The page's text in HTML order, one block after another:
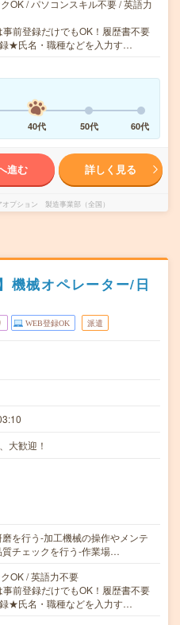
OK / パソコンスキル不要 / 英語力
前登録だけでもOK！履歴書不要
★氏名・職種などを入力す…
40代 50代 60代
進む 詳しく見る
プション 製造事業部（全国）
機械オペレーター/日
WEB登録OK 派遣
大歓迎！
を行う-加工機械の操作やメンテ
チェックを行う-作業場…
OK / 英語力不要
前登録だけでもOK！履歴書不要
★氏名・職種などを入力す…